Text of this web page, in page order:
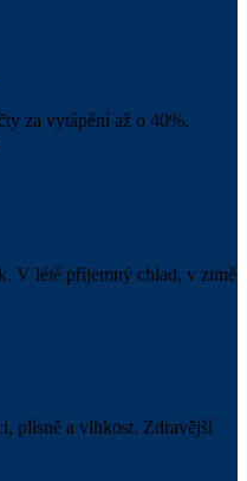
za vytápění až o 40%.
V létě příjemný chlad, v zimě
plísně a vlhkost. Zdravější